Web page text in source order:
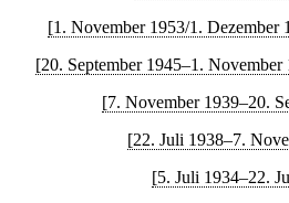
[1. November 1953/1. Dezember
[20. September 1945–1.
[7. November 1939–20.
[22. Juli 1938–7.
[5. Juli 1934–22.